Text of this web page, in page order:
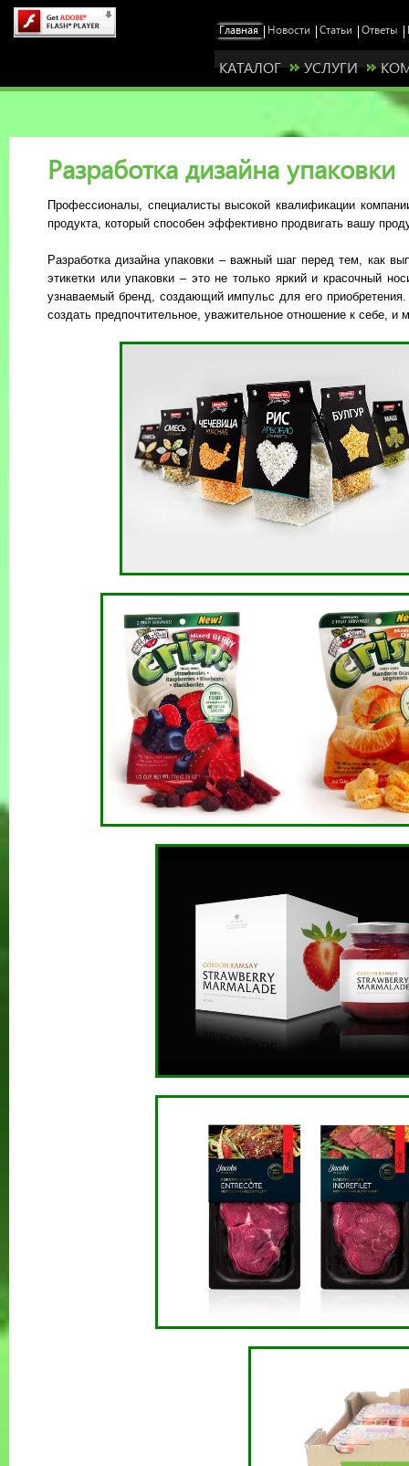
КАТАЛОГ УСЛУГИ
Станьте нашим представителем у себя в
Разработка дизайна упаковки
Профессионалы, специалисты высокой квалификации
продукта, который способен эффективно продвигать вашу
Разработка дизайна упаковки – важный шаг перед тем, как
этикетки или упаковки – это не только яркий и красочный
узнаваемый бренд, создающий импульс для его приобретения.
создать предпочтительное, уважительное отношение к себе, и